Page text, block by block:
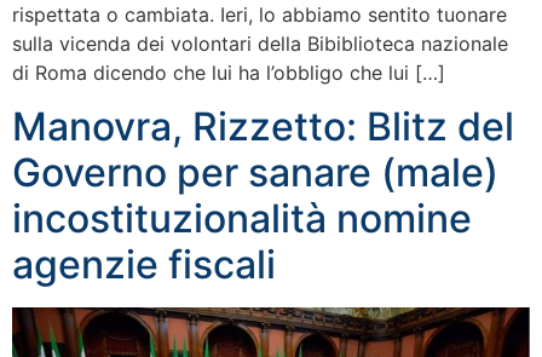
rispettata o cambiata. Ieri, lo abbiamo sentito tuonare
sulla vicenda dei volontari della Bibiblioteca nazionale
di Roma dicendo che lui ha l’obbligo che lui […]
Manovra, Rizzetto: Blitz del
Governo per sanare (male)
incostituzionalità nomine
agenzie fiscali